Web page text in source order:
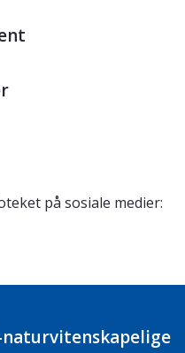
på sosiale medier:
på Facebookpå Instagram
på
naturvitenskapelige